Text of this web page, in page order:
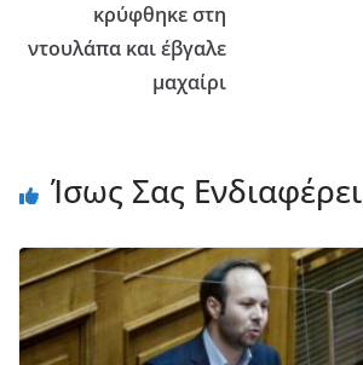
κρύφθηκε στη
ντουλάπα και έβγαλε
μαχαίρι
Ίσως Σας Ενδιαφέρει